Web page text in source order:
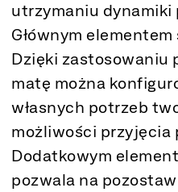
utrzymaniu dynamiki
Głównym
Dzięki zastosowaniu
matę można
własnych potrzeb
możliwości przyjęcia
Dodatkowym
pozwala na